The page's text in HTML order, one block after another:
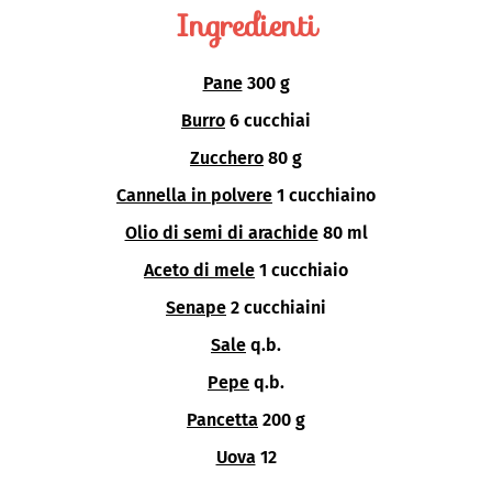
Ingredienti
Pane 300 g
Burro 6 cucchiai
Zucchero 80 g
Cannella in polvere 1 cucchiaino
Olio di semi di arachide 80 ml
Aceto di mele 1 cucchiaio
Senape 2 cucchiaini
Sale q.b.
Pepe q.b.
Pancetta 200 g
Uova 12